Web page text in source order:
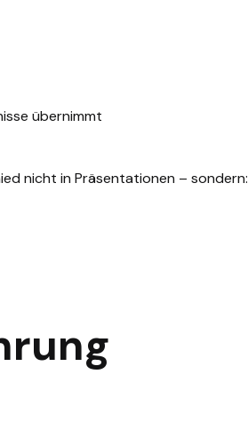
übernimmt
nicht in Präsentationen – sondern: